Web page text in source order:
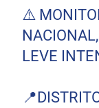
⚠️
LEVE